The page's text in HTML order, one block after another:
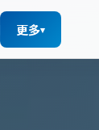
更多▾